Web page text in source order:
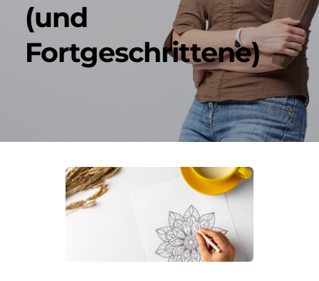
(und
Fortgeschrittene)